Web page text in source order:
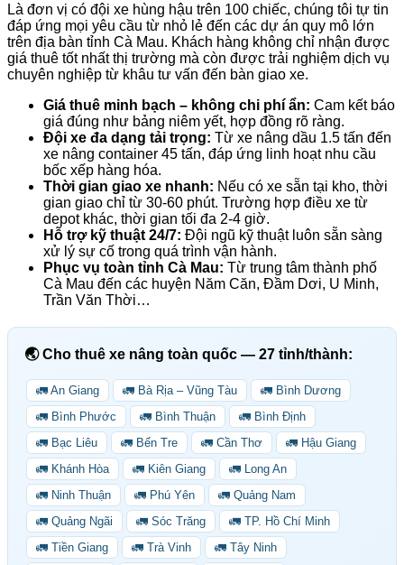
Là đơn vị có đội xe hùng hậu trên 100 chiếc, chúng tôi tự tin
đáp ứng mọi yêu cầu từ nhỏ lẻ đến các dự án quy mô lớn
trên địa bàn tỉnh Cà Mau. Khách hàng không chỉ nhận được
giá thuê tốt nhất thị trường mà còn được trải nghiệm dịch vụ
chuyên nghiệp từ khâu tư vấn đến bàn giao xe.
Giá thuê minh bạch – không chi phí ẩn: Cam kết báo
giá đúng như bảng niêm yết, hợp đồng rõ ràng.
Đội xe đa dạng tải trọng: Từ xe nâng dầu 1.5 tấn đến
xe nâng container 45 tấn, đáp ứng linh hoạt nhu cầu
bốc xếp hàng hóa.
Thời gian giao xe nhanh: Nếu có xe sẵn tại kho, thời
gian giao chỉ từ 30-60 phút. Trường hợp điều xe từ
depot khác, thời gian tối đa 2-4 giờ.
Hỗ trợ kỹ thuật 24/7: Đội ngũ kỹ thuật luôn sẵn sàng
xử lý sự cố trong quá trình vận hành.
Phục vụ toàn tỉnh Cà Mau: Từ trung tâm thành phố
Cà Mau đến các huyện Năm Căn, Đầm Dơi, U Minh,
Trần Văn Thời…
🌏 Cho thuê xe nâng toàn quốc — 27 tỉnh/thành:
🚛 An Giang 🚛 Bà Rịa – Vũng Tàu
🚛 Bình Dương
🚛 Bình Phước
🚛 Bình Thuận
🚛 Bình Định
🚛 Bạc Liêu
🚛 Bến Tre 🚛 Cần Thơ
🚛 Hậu Giang
🚛 Khánh Hòa
🚛 Kiên Giang
🚛 Long An
🚛 Ninh Thuận
🚛 Phú Yên
🚛 Quảng Nam
🚛 Quảng Ngãi
🚛 Sóc Trăng
🚛 TP. Hồ Chí Minh
🚛 Tiền Giang
🚛 Trà Vinh
🚛 Tây Ninh